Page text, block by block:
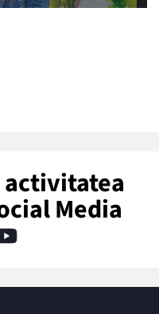
activitatea
Media